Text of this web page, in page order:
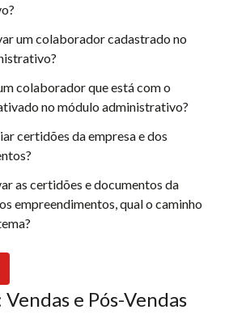
um colaborador cadastrado no
colaborador que está com o
no módulo administrativo?
certidões da empresa e dos
as certidões e documentos da
empreendimentos, qual o caminho
e Pós-Vendas